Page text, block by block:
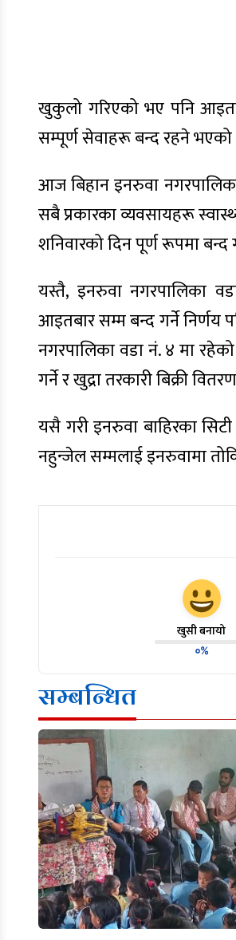
खुकुलो गरिएको भए पनि
सम्पूर्ण सेवाहरू बन्द रहने
आज बिहान इनरुवा
सबै प्रकारका व्यवसायहरू
शनिवारको दिन पूर्ण रूपमा
यस्तै, इनरुवा नगरपालिका
आइतबार सम्म बन्द गर्ने निर्णय
नगरपालिका वडा नं. ४ मा
गर्ने र खुद्रा तरकारी बिक्री
यसै गरी इनरुवा बाहिरका
नहुन्जेल सम्मलाई इनरुवामा
खुसी बनायो
०%
सम्बन्धित